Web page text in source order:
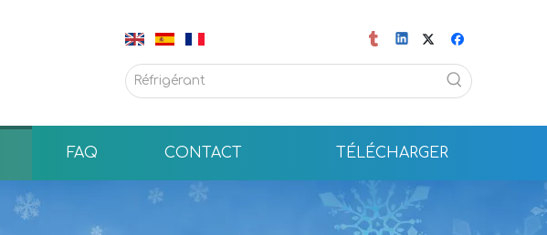
FAQ CONTACT TÉLÉCHARGER